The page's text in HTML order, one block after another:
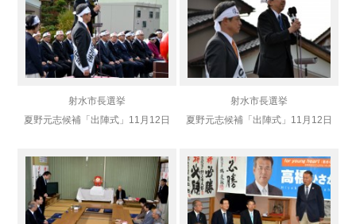
射水市長選挙
夏野元志候補 「出陣式」 11月12日
射水市長選挙
夏野元志候補 「出陣式」 11月12日